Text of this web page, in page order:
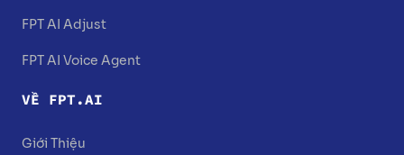
FPT AI Adjust
FPT AI Voice Agent
VỀ FPT.AI
Giới Thiệu